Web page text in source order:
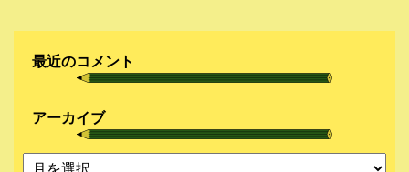
最近のコメント
アーカイブ